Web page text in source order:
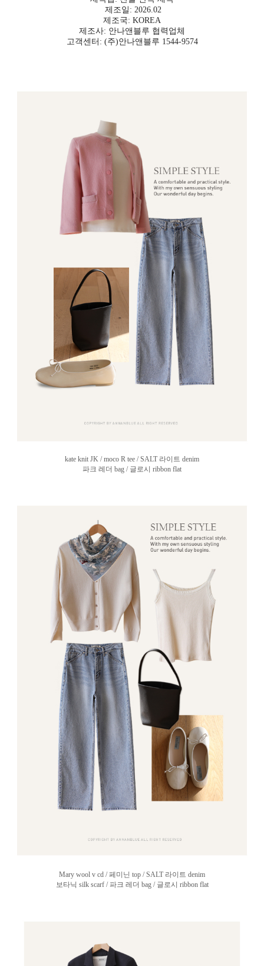
제조일: 2026.02
제조국: KOREA
제조사: 안나앤블루 협력업체
고객센터: (주)안나앤블루 1544-9574
kate knit JK / moco R tee / SALT 라이트 denim
파크 레더 bag / 글로시 ribbon flat
Mary wool v cd / 페미닌 top / SALT 라이트 denim
보타닉 silk scarf / 파크 레더 bag / 글로시 ribbon flat